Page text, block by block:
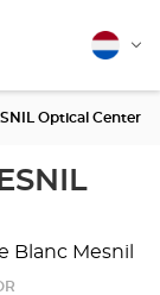
Optical Center
Blanc Mesnil